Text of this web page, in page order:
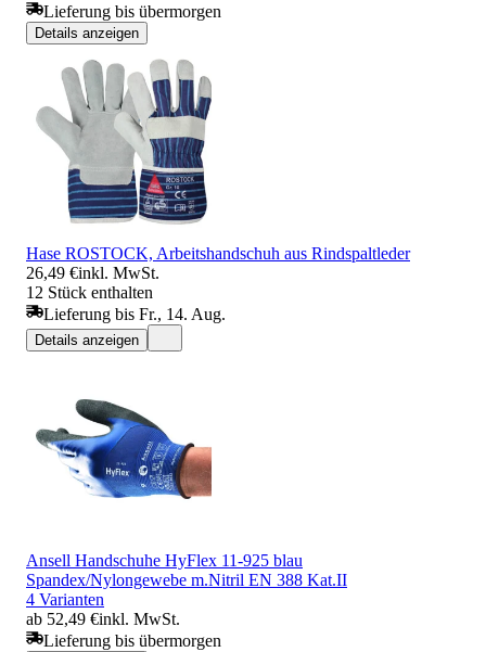
Lieferung bis übermorgen
Details anzeigen
Hase ROSTOCK, Arbeitshandschuh aus Rindspaltleder
26,49 €inkl. MwSt.
12 Stück enthalten
Lieferung bis Fr., 14. Aug.
Details anzeigen
Ansell Handschuhe HyFlex 11-925 blau
Spandex/Nylongewebe m.Nitril EN 388 Kat.II
4 Varianten
ab 52,49 €inkl. MwSt.
Lieferung bis übermorgen